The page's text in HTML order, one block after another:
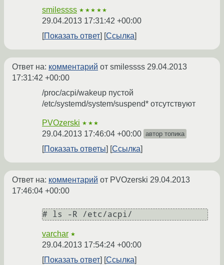
smilessss ★★★★★
29.04.2013 17:31:42 +00:00
Показать ответ
Ссылка
Ответ на: комментарий от smilessss 29.04.2013
17:31:42 +00:00
/proc/acpi/wakeup пустой
/etc/systemd/system/suspend* отсутствуют
PVOzerski ★★★
29.04.2013 17:46:04 +00:00 автор топика
Показать ответы Ссылка
Ответ на: комментарий от PVOzerski 29.04.2013
17:46:04 +00:00
# ls -R /etc/acpi/
varchar ★
29.04.2013 17:54:24 +00:00
Показать ответ
Ссылка